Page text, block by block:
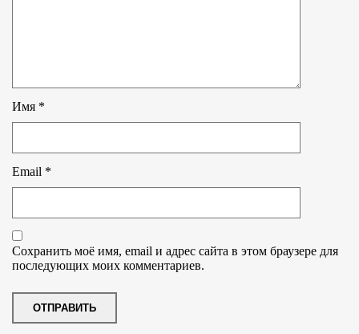
Имя *
Email *
Сохранить моё имя, email и адрес сайта в этом браузере для
последующих моих комментариев.